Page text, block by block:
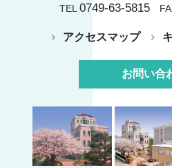
TEL 0749-63-5815
アクセスマップ
お問い合